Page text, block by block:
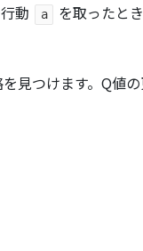
動 a
を取ったと
つけます。Q値の